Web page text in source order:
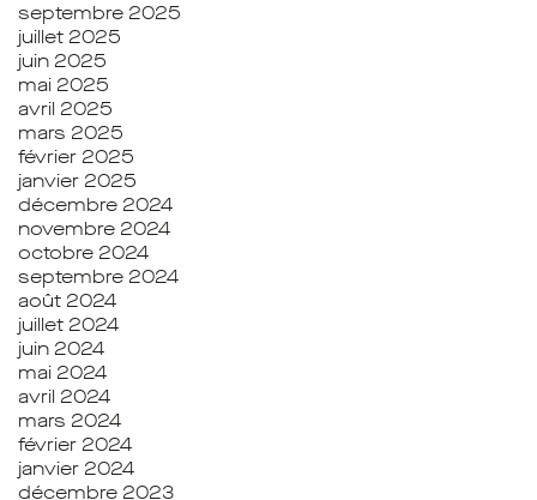
septembre 2025
juillet 2025
juin 2025
mai 2025
avril 2025
mars 2025
février 2025
janvier 2025
décembre 2024
novembre 2024
octobre 2024
septembre 2024
août 2024
juillet 2024
juin 2024
mai 2024
avril 2024
mars 2024
février 2024
janvier 2024
décembre 2023